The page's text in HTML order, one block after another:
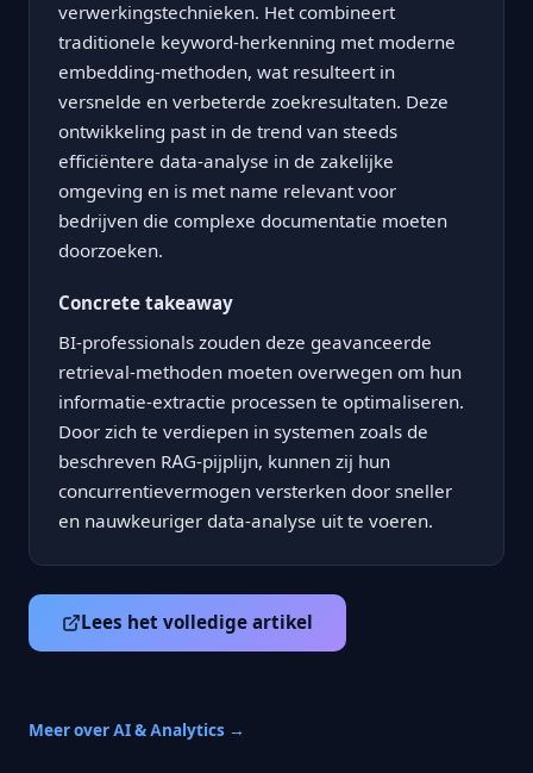
verwerkingstechnieken. Het combineert
traditionele keyword-herkenning met moderne
embedding-methoden, wat resulteert in
versnelde en verbeterde zoekresultaten. Deze
ontwikkeling past in de trend van steeds
efficiëntere data-analyse in de zakelijke
omgeving en is met name relevant voor
bedrijven die complexe documentatie moeten
doorzoeken.
Concrete takeaway
BI-professionals zouden deze geavanceerde
retrieval-methoden moeten overwegen om hun
informatie-extractie processen te optimaliseren.
Door zich te verdiepen in systemen zoals de
beschreven RAG-pijplijn, kunnen zij hun
concurrentievermogen versterken door sneller
en nauwkeuriger data-analyse uit te voeren.
Lees het volledige artikel
Meer over AI & Analytics →